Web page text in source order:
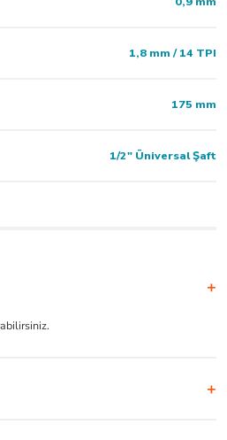
1,8 mm / 14 TPI
175 mm
1/2" Üniversal Şaft